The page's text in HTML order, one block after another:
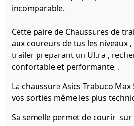
incomparable.
Cette paire de Chaussures de
aux coureurs de tus les niveaux
trailer preparant un Ultra ,
confortable et performante, .
La chaussure Asics Trabuco
vos sorties même les plus
Sa semelle permet de courir sur